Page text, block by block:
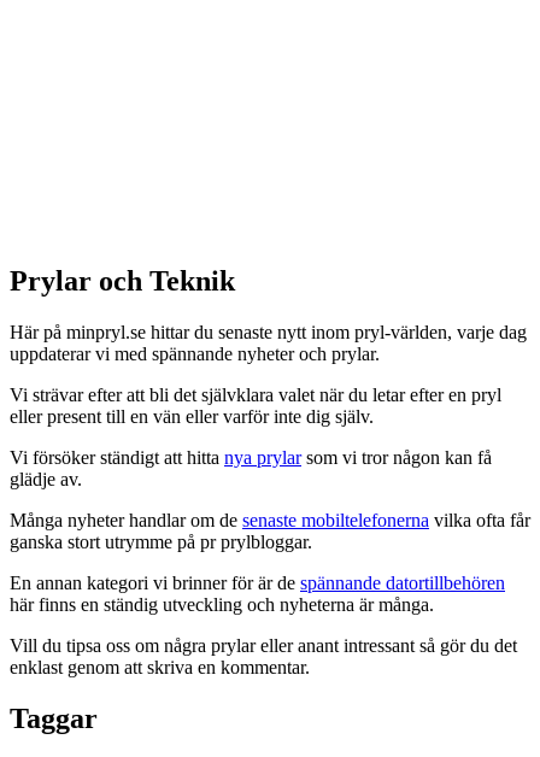
Prylar och Teknik
Här på minpryl.se hittar du senaste nytt inom pryl-världen, varje dag
uppdaterar vi med spännande nyheter och prylar.
Vi strävar efter att bli det självklara valet när du letar efter en pryl
eller present till en vän eller varför inte dig själv.
Vi försöker ständigt att hitta nya prylarsom vi tror någon kan få
glädje av.
Många nyheter handlar om de senaste mobiltelefonerna vilka ofta får
ganska stort utrymme på pr prylbloggar.
En annan kategori vi brinner för är de spännande datortillbehören
här finns en ständig utveckling och nyheterna är många.
Vill du tipsa oss om några prylar eller anant intressant så gör du det
enklast genom att skriva en kommentar.
Taggar